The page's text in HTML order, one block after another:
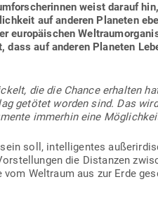
innen weistdarauf
auf anderen Pla­neten
euro­päi­schen
dass auf anderen Pla­neten
die die Chance erhalten
getötet worden sind. Das
immerhin eine
soll, intel­li­gentes
die Distanzen
Weltraum aus zur Erde